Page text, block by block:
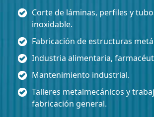
Corte de láminas, perfiles y
inoxidable.
Fabricación de estructuras
Industria alimentaria,
Mantenimiento industrial.
Talleres metalmecánicos y
fabricación general.